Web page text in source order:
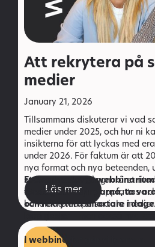
Att rekrytera på
medier
January 21, 2026
Tillsammans diskuterar vi vad
medier under 2025, och hur ni
insikterna för att lyckas med
under 2026. För faktum är att
nya format och nya beteenden,
spelregler. Det gångna året
arbetsgivare syns, uppfattas
kandidaterna på sociala
Ett
webbinarium
förstå förändringarna, ta
och rekrytera smartare i
I webbinariet går vi igenom:
Läs mer